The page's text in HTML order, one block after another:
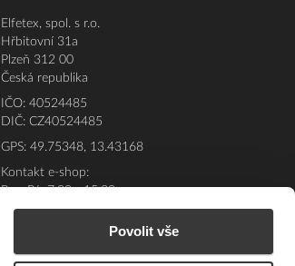
Povolit vše
Elfetex, spol. s r.o.
Hřbitovní 31a
Plzeň 312 00
Česká republika
IČO: 40524485
DIČ: CZ40524485
GPS: 49.75348, 13.43168
Kontakt e-shop:
Po - Pá: 7:00 - 15:30